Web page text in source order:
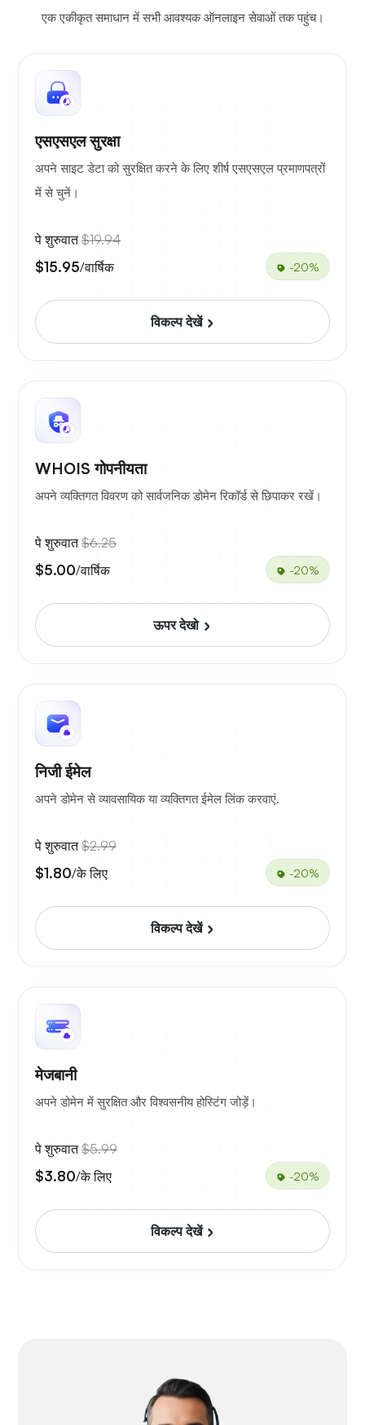
एक एकीकृत समाधान में सभी आवश्यक ऑनलाइन सेवाओं तक पहुंच।
एसएसएल सुरक्षा
अपने साइट डेटा को सुरक्षित करने के लिए शीर्ष एसएसएल प्रमाणपत्रों
में से चुनें।
पे शुरुवात$19.94
$15.95/वार्षिक -20%
विकल्प देखें
WHOIS गोपनीयता
अपने व्यक्तिगत विवरण को सार्वजनिक डोमेन रिकॉर्ड से छिपाकर रखें।
पे शुरुवात$6.25
$5.00/वार्षिक -20%
ऊपर देखो
निजी ईमेल
अपने डोमेन से व्यावसायिक या व्यक्तिगत ईमेल लिंक करवाएं.
पे शुरुवात$2.99
$1.80/के लिए -20%
विकल्प देखें
मेजबानी
अपने डोमेन में सुरक्षित और विश्वसनीय होस्टिंग जोड़ें।
पे शुरुवात$5.99
$3.80/के लिए -20%
विकल्प देखें